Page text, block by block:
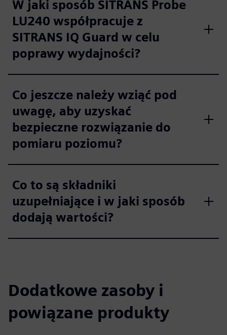
W jaki sposób SITRANS Probe
LU240 współpracuje z
SITRANS IQ Guard w celu
poprawy wydajności?
Co jeszcze należy wziąć pod
uwagę, aby uzyskać
bezpieczne rozwiązanie do
pomiaru poziomu?
Co to są składniki
uzupełniające i w jaki sposób
dodają wartości?
Dodatkowe zasoby i
powiązane produkty